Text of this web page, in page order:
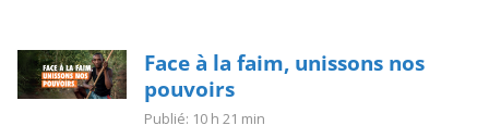
Face à la faim, unissons nos
pouvoirs
Publié: 10 h 21 min